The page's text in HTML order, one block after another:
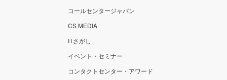
コールセンタージャパン
CS MEDIA
ITさがし
イベント・セミナー
コンタクトセンター・アワード